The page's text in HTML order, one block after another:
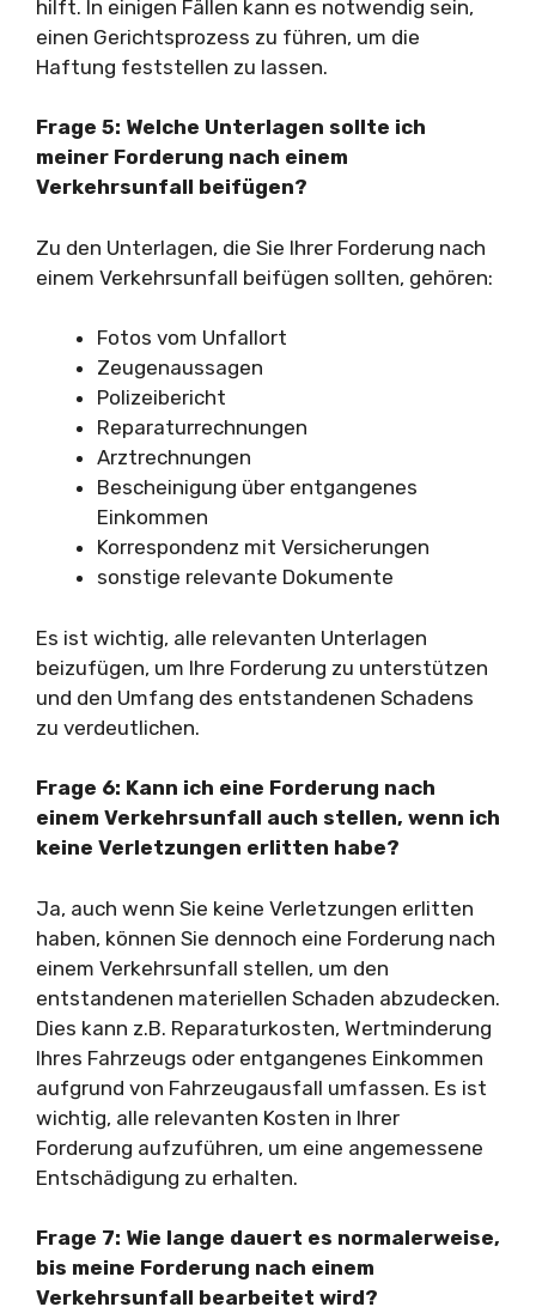
hilft. In einigen Fällen kann es notwendig sein,
einen Gerichtsprozess zu führen, um die
Haftung feststellen zu lassen.
Frage 5: Welche Unterlagen sollte ich
meiner Forderung nach einem
Verkehrsunfall beifügen?
Zu den Unterlagen, die Sie Ihrer Forderung nach
einem Verkehrsunfall beifügen sollten, gehören:
Fotos vom Unfallort
Zeugenaussagen
Polizeibericht
Reparaturrechnungen
Arztrechnungen
Bescheinigung über entgangenes
Einkommen
Korrespondenz mit Versicherungen
sonstige relevante Dokumente
Es ist wichtig, alle relevanten Unterlagen
beizufügen, um Ihre Forderung zu unterstützen
und den Umfang des entstandenen Schadens
zu verdeutlichen.
Frage 6: Kann ich eine Forderung nach
einem Verkehrsunfall auch stellen, wenn ich
keine Verletzungen erlitten habe?
Ja, auch wenn Sie keine Verletzungen erlitten
haben, können Sie dennoch eine Forderung nach
einem Verkehrsunfall stellen, um den
entstandenen materiellen Schaden abzudecken.
Dies kann z.B. Reparaturkosten, Wertminderung
Ihres Fahrzeugs oder entgangenes Einkommen
aufgrund von Fahrzeugausfall umfassen. Es ist
wichtig, alle relevanten Kosten in Ihrer
Forderung aufzuführen, um eine angemessene
Entschädigung zu erhalten.
Frage 7: Wie lange dauert es normalerweise,
bis meine Forderung nach einem
Verkehrsunfall bearbeitet wird?